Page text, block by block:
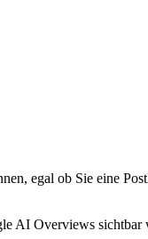
egal ob Sie eine
AI Overviews sichtbar